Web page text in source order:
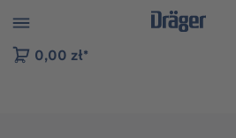
do nawigacji na platformie B2B
0,00 zł*